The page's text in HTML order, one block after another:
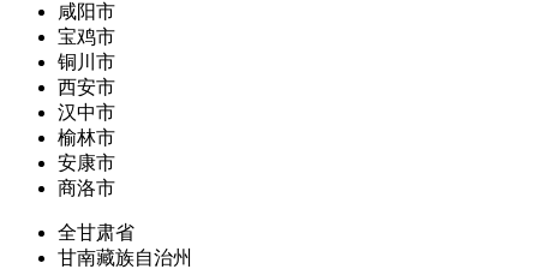
咸阳市
宝鸡市
铜川市
西安市
汉中市
榆林市
安康市
商洛市
全甘肃省
甘南藏族自治州